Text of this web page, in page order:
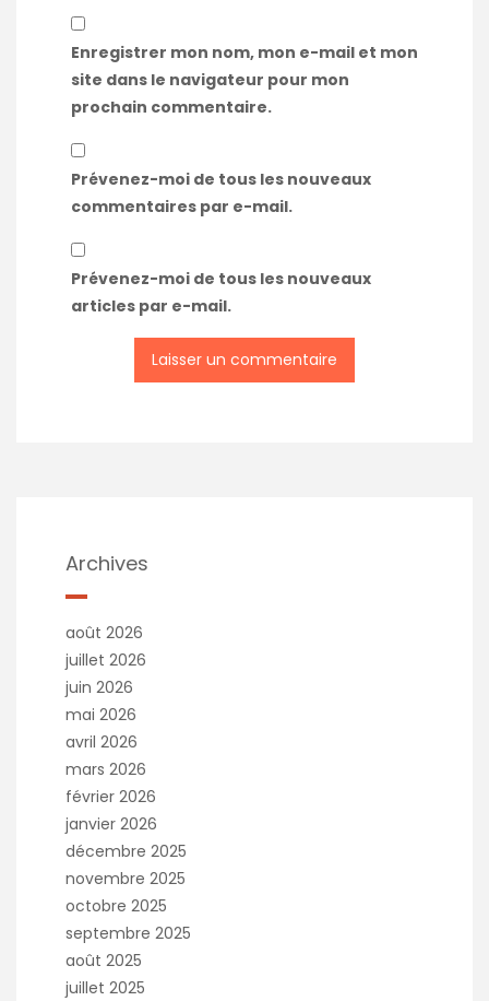
Enregistrer mon nom, mon e-mail et mon
site dans le navigateur pour mon
prochain commentaire.
Prévenez-moi de tous les nouveaux
commentaires par e-mail.
Prévenez-moi de tous les nouveaux
articles par e-mail.
Archives
août 2026
juillet 2026
juin 2026
mai 2026
avril 2026
mars 2026
février 2026
janvier 2026
décembre 2025
novembre 2025
octobre 2025
septembre 2025
août 2025
juillet 2025